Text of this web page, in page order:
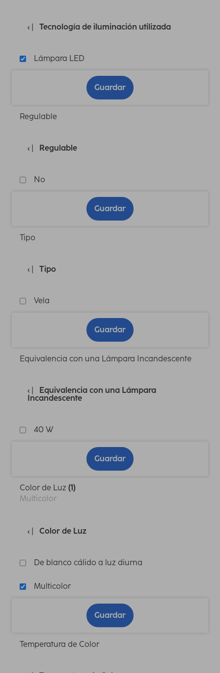
Tecnología de iluminación utilizada
Lámpara LED
Guardar
Regulable
Regulable
No
Guardar
Tipo
Tipo
Vela
Guardar
Equivalencia con una Lámpara Incandescente
Equivalencia con una Lámpara
Incandescente
40 W
Guardar
Color de Luz (1)
Multicolor
Color de Luz
De blanco cálido a luz diurna
Multicolor
Guardar
Temperatura de Color